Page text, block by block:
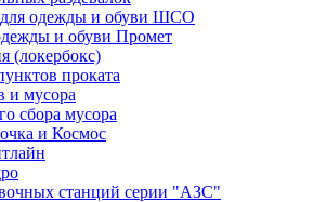
одежды и обуви ШСО
и обуви Промет
(локербокс)
проката
и мусора
сбора мусора
и Космос
станций серии "АЗС"